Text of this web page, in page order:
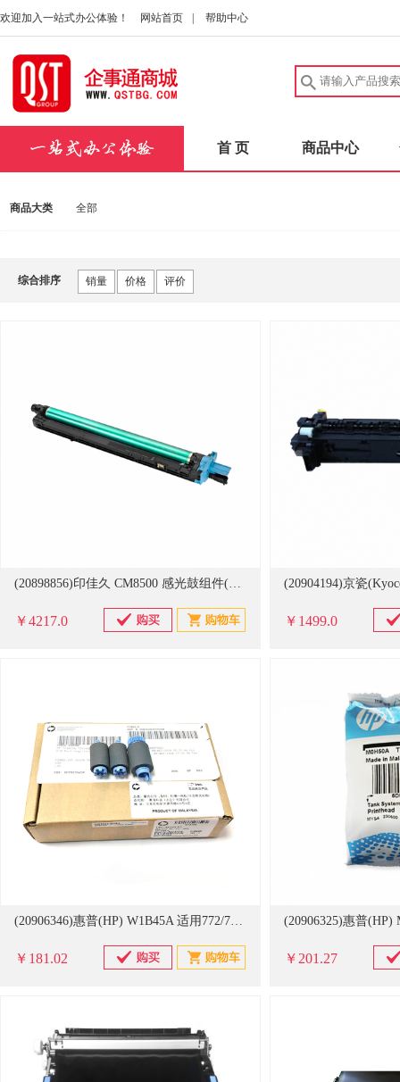
欢迎加入一站式办公体验！ 网站首页 帮助中心
首 页 商品中心
商品大类 全部
综合排序 销量 价格 评价
(20898856)印佳久 CM8500 感光鼓组件(单位：个)
￥4217.0 ￥1499.0
(20906346)惠普(HP) W1B45A 适用772/779页宽机型 滚筒套件(单位：个)
￥181.02 ￥201.27